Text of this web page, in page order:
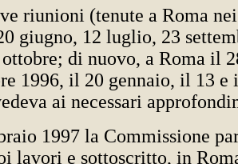
riunioni (tenute a Roma
giugno, 12 luglio, 23
di nuovo, a Roma il
1996, il 20 gennaio, il 13 e
ai necessari
1997 la Commissione
lavori e sottoscritto, in